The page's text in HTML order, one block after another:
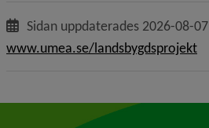
Sidan uppdaterades 2026-08-07
www.umea.se/landsbygdsprojekt